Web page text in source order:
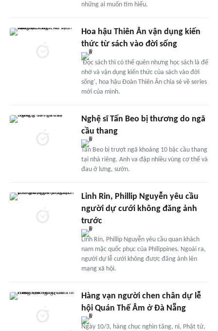
những ai muốn tìm hiểu.
Hoa hậu Thiên Ân vận dụng kiến
thức từ sách vào đời sống
'Đọc sách thì có thể quên nhưng học sách là để
nhớ và vận dụng kiến thức của sách vào đời
sống', hoa hậu Đoàn Thiên Ân chia sẻ về series
mới của mình.
Nghệ sĩ Tấn Beo bị thương do ngã
cầu thang
Tấn Beo bị trượt ngã khoảng 10 bậc cầu thang
tại nhà riêng. Anh va đập nhiều vùng cơ thể và
đau ở lưng, sườn.
Linh Rin, Phillip Nguyễn yêu cầu
người dự cưới không đăng ảnh
trước
Linh Rin, Phillip Nguyễn yêu cầu quan khách
nam mặc quốc phục của Philippines. Ngoài ra,
người dự lễ cưới không được đăng ảnh lên
mạng xã hội.
Hàng vạn người chen chân dự lễ
hội Quán Thế Âm ở Đà Nẵng
Ngày 10/3, hàng chục nghìn tăng, ni, Phật tử,